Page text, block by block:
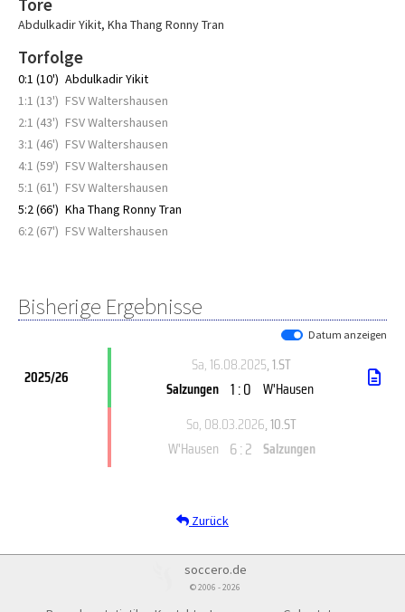
Tore
Abdulkadir Yikit, Kha Thang Ronny Tran
Torfolge
0:1 (10') Abdulkadir Yikit
1:1 (13') FSV Waltershausen
2:1 (43') FSV Waltershausen
3:1 (46') FSV Waltershausen
4:1 (59') FSV Waltershausen
5:1 (61') FSV Waltershausen
5:2 (66') Kha Thang Ronny Tran
6:2 (67') FSV Waltershausen
Bisherige Ergebnisse
Datum anzeigen
2025/26
Sa, 16.08.2025, 1.ST
Salzungen 1 : 0 W'Hausen
So, 08.03.2026, 10.ST
W'Hausen 6 : 2 Salzungen
Zurück
soccero.de
© 2006 - 2026